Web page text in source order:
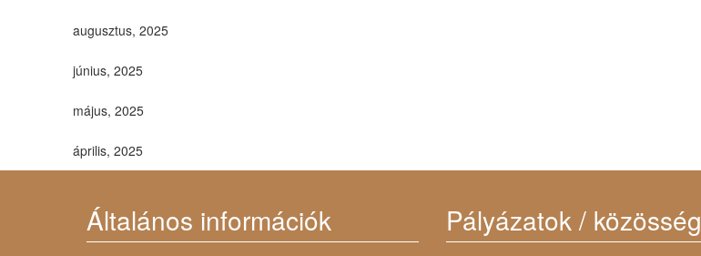
augusztus, 2025
június, 2025
május, 2025
április, 2025
Általános információk Pályázatok / közösség